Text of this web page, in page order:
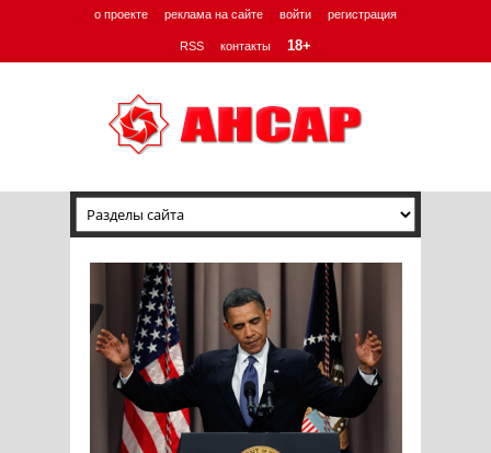
о проекте реклама на сайте войти регистрация
RSS контакты 18+